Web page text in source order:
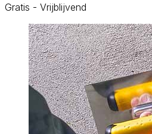
Gratis - Vrijblijvend